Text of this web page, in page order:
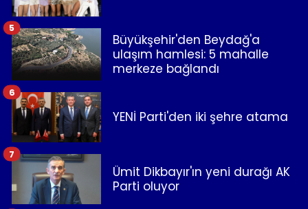
Büyükşehir'den Beydağ'a
ulaşım hamlesi: 5 mahalle
merkeze bağlandı
5
YENİ Parti'den iki şehre atama
6
Ümit Dikbayır'ın yeni durağı AK
Parti oluyor
7